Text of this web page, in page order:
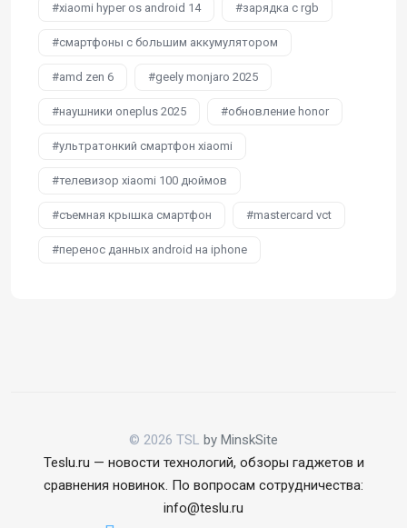
xiaomi hyper os android 14 зарядка с rgb
смартфоны с большим аккумулятором
amd zen 6 geely monjaro 2025
наушники oneplus 2025 обновление honor
ультратонкий смартфон xiaomi
телевизор xiaomi 100 дюймов
съемная крышка смартфон mastercard vct
перенос данных android на iphone
© 2026 TSL by MinskSite
Teslu.ru — новости технологий, обзоры гаджетов и
сравнения новинок. По вопросам сотрудничества:
info@teslu.ru